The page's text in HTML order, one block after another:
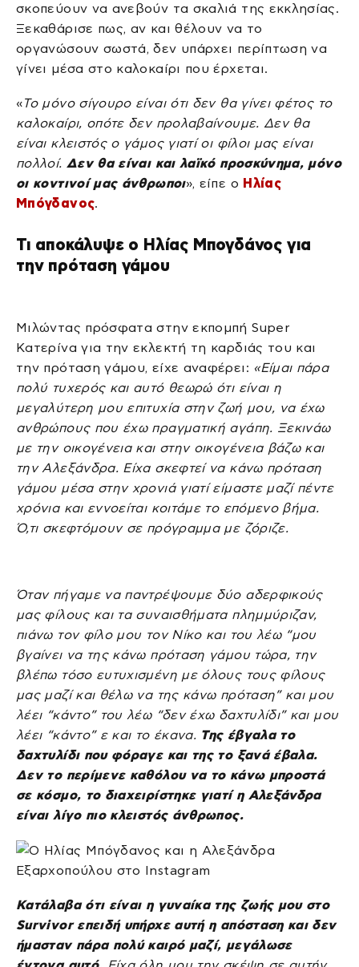
σκοπεύουν να ανεβούν τα σκαλιά της εκκλησίας.
Ξεκαθάρισε πως, αν και θέλουν να το
οργανώσουν σωστά, δεν υπάρχει περίπτωση να
γίνει μέσα στο καλοκαίρι που έρχεται.
«Το μόνο σίγουρο είναι ότι δεν θα γίνει φέτος το
καλοκαίρι, οπότε δεν προλαβαίνουμε. Δεν θα
είναι κλειστός ο γάμος γιατί οι φίλοι μας είναι
πολλοί. Δεν θα είναι και λαϊκό προσκύνημα, μόνο
οι κοντινοί μας άνθρωποι», είπε ο Ηλίας
Μπόγδανος.
Τι αποκάλυψε ο Ηλίας Μπογδάνος για
την πρόταση γάμου
Μιλώντας πρόσφατα στην εκπομπή Super
Κατερίνα για την εκλεκτή τη καρδιάς του και
την πρόταση γάμου, είχε αναφέρει: «Είμαι πάρα
πολύ τυχερός και αυτό θεωρώ ότι είναι η
μεγαλύτερη μου επιτυχία στην ζωή μου, να έχω
ανθρώπους που έχω πραγματική αγάπη. Ξεκινάω
με την οικογένεια και στην οικογένεια βάζω και
την Αλεξάνδρα. Είχα σκεφτεί να κάνω πρόταση
γάμου μέσα στην χρονιά γιατί είμαστε μαζί πέντε
χρόνια και εννοείται κοιτάμε το επόμενο βήμα.
Ό,τι σκεφτόμουν σε πρόγραμμα με ζόριζε.
Όταν πήγαμε να παντρέψουμε δύο αδερφικούς
μας φίλους και τα συναισθήματα πλημμύριζαν,
πιάνω τον φίλο μου τον Νίκο και του λέω “μου
βγαίνει να της κάνω πρόταση γάμου τώρα, την
βλέπω τόσο ευτυχισμένη με όλους τους φίλους
μας μαζί και θέλω να της κάνω πρόταση” και μου
λέει “κάντο” του λέω “δεν έχω δαχτυλίδι” και μου
λέει “κάντο” ε και το έκανα. Της έβγαλα το
δαχτυλίδι που φόραγε και της το ξανά έβαλα.
Δεν το περίμενε καθόλου να το κάνω μπροστά
σε κόσμο, το διαχειρίστηκε γιατί η Αλεξάνδρα
είναι λίγο πιο κλειστός άνθρωπος.
Κατάλαβα ότι είναι η γυναίκα της ζωής μου στο
Survivor επειδή υπήρχε αυτή η απόσταση και δεν
ήμασταν πάρα πολύ καιρό μαζί, μεγάλωσε